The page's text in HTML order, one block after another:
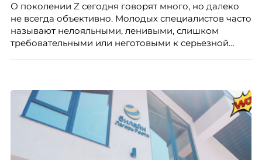
О поколении Z сегодня говорят много, но далеко
не всегда объективно. Молодых специалистов часто
называют нелояльными, ленивыми, слишком
требовательными или неготовыми к серьезной
руководитель отдела подбора персонала
рекрутинговой компании, разбирает самые
распространенные мифы о зумерах и объясняет,
почему устаревшие представления мешают
бизнесу находить и удерживать сильных
сотрудников.